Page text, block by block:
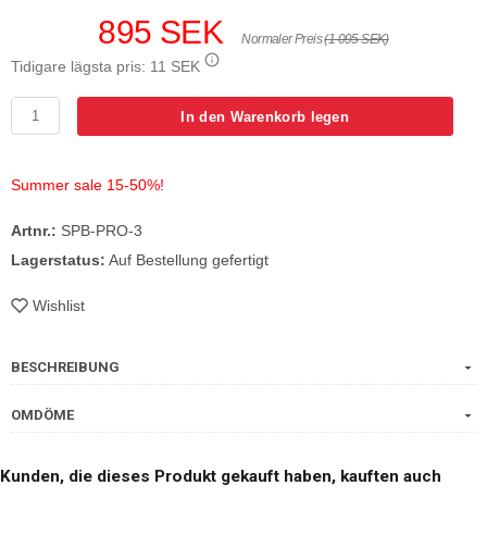
895 SEK Normaler Preis(1 095 SEK)
Tidigare lägsta pris: 11 SEK
In den Warenkorb legen
Summer sale 15-50%!
Artnr.: SPB-PRO-3
Lagerstatus: Auf Bestellung gefertigt
Wishlist
BESCHREIBUNG
OMDÖME
Kunden, die dieses Produkt gekauft haben, kauften auch